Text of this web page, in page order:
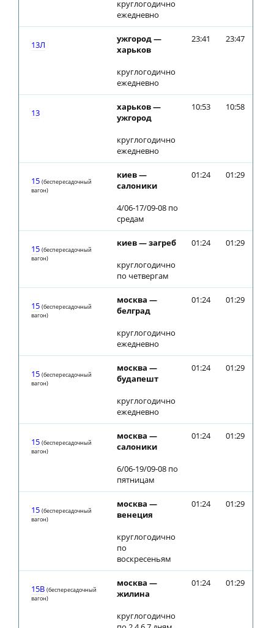
круглогодично
ежедневно
13Л
ужгород —
харьков
круглогодично
ежедневно
23:41 23:47
13
харьков —
ужгород
круглогодично
ежедневно
10:53 10:58
15 (беспересадочный
вагон)
киев —
салоники
4/06-17/09-08 по
средам
01:24 01:29
15 (беспересадочный
вагон)
киев — загреб
круглогодично
по четвергам
01:24 01:29
15 (беспересадочный
вагон)
москва —
белград
круглогодично
ежедневно
01:24 01:29
15 (беспересадочный
вагон)
москва —
будапешт
круглогодично
ежедневно
01:24 01:29
15 (беспересадочный
вагон)
москва —
салоники
6/06-19/09-08 по
пятницам
01:24 01:29
15 (беспересадочный
вагон)
москва —
венеция
круглогодично
по
воскресеньям
01:24 01:29
15В (беспересадочный
вагон)
москва —
жилина
круглогодично
01:24 01:29